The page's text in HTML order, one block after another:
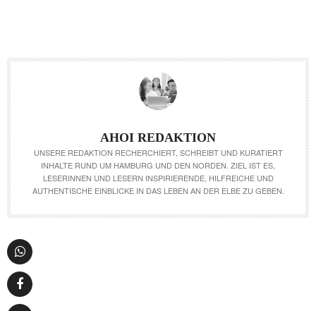
AHOI REDAKTION
UNSERE REDAKTION RECHERCHIERT, SCHREIBT UND KURATIERT
INHALTE RUND UM HAMBURG UND DEN NORDEN. ZIEL IST ES,
LESERINNEN UND LESERN INSPIRIERENDE, HILFREICHE UND
AUTHENTISCHE EINBLICKE IN DAS LEBEN AN DER ELBE ZU GEBEN.